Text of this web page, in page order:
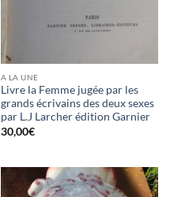
A LA UNE
Livre la Femme jugée par les
grands écrivains des deux sexes
par L.J Larcher édition Garnier
30,00€